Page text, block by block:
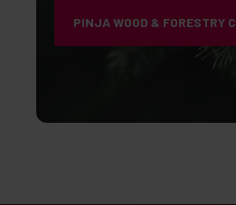
PINJA WOOD & FORESTRY